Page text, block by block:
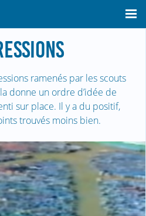
ramenés par les scouts
donne un ordre d’idée de
sur place. Il y a du positif,
trouvés moins bien.